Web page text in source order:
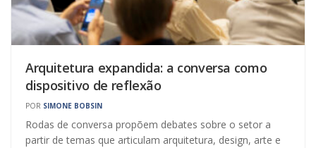
Arquitetura expandida: a conversa como
dispositivo de reflexão
POR SIMONE BOBSIN
Rodas de conversa propõem debates sobre o setor a
partir de temas que articulam arquitetura, design, arte e